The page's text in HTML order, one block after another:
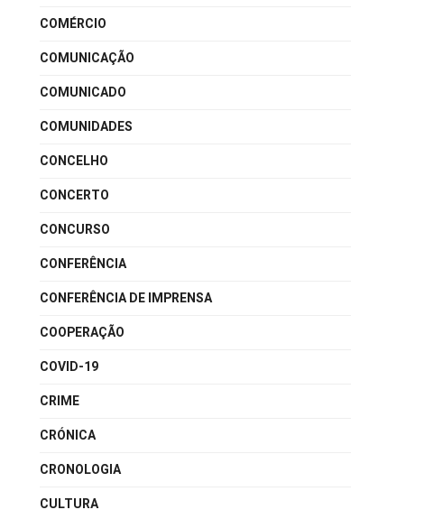
COMÉRCIO
COMUNICAÇÃO
COMUNICADO
COMUNIDADES
CONCELHO
CONCERTO
CONCURSO
CONFERÊNCIA
CONFERÊNCIA DE IMPRENSA
COOPERAÇÃO
COVID-19
CRIME
CRÓNICA
CRONOLOGIA
CULTURA